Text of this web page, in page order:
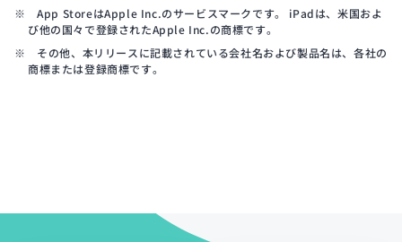
※ App StoreはApple Inc.のサービスマークです。 iPadは、米国およ
び他の国々で登録されたApple Inc.の商標です。
※ その他、本リリースに記載されている会社名および製品名は、各社の
商標または登録商標です。